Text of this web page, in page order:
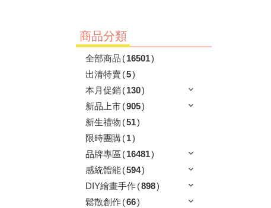
商品分類
全部商品 (16501)
出清特賣(5)
本月促銷(130)
新品上市(905)
新生禮物 (51)
限時團購(1)
品牌專區 (16481)
感統體能(594)
DIY繪畫手作(898)
鬆散創作(66)